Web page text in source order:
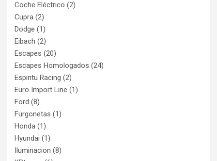
Coche Eléctrico (2)
Cupra (2)
Dodge (1)
Eibach (2)
Escapes (20)
Escapes Homologados (24)
Espiritu Racing (2)
Euro Import Line (1)
Ford (8)
Furgonetas (1)
Honda (1)
Hyundai (1)
Iluminacion (8)